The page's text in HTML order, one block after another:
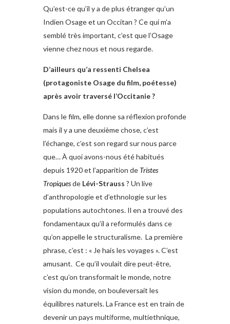
Qu’est-ce qu’il y a de plus étranger qu’un
Indien Osage et un Occitan ? Ce qui m’a
semblé très important, c’est que l’Osage
vienne chez nous et nous regarde.
D’ailleurs qu’a ressenti Chelsea
(protagoniste Osage du film, poétesse)
après avoir traversé l’Occitanie ?
Dans le film, elle donne sa réflexion profonde
mais il y a une deuxième chose, c’est
l’échange, c’est son regard sur nous parce
que… À quoi avons-nous été habitués
depuis 1920 et l’apparition de Tristes
Tropiquesde Lévi-Strauss ? Un live
d’anthropologie et d’ethnologie sur les
populations autochtones. Il en a trouvé des
fondamentaux qu’il a reformulés dans ce
qu’on appelle le structuralisme. La première
phrase, c’est : « Je hais les voyages ». C’est
amusant. Ce qu’il voulait dire peut-être,
c’est qu’on transformait le monde, notre
vision du monde, on bouleversait les
équilibres naturels. La France est en train de
devenir un pays multiforme, multiethnique,